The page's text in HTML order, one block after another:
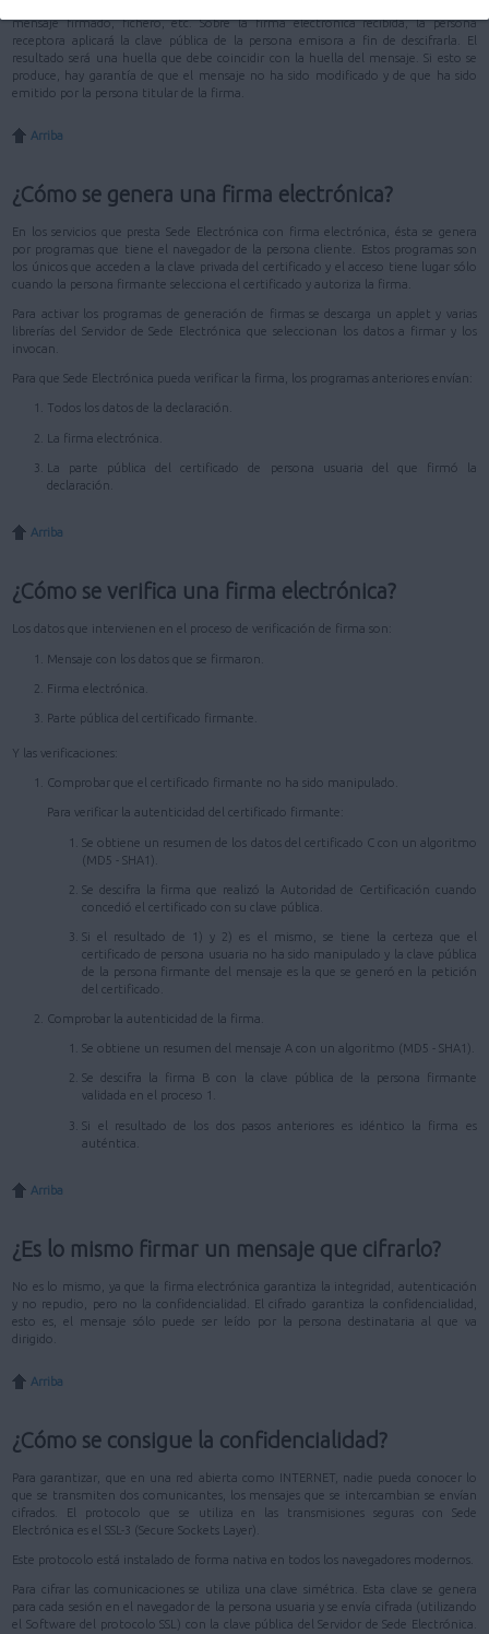
mensaje firmado, fichero, etc. Sobre la firma electrónica recibida, la persona
receptora aplicará la clave pública de la persona emisora a fin de descifrarla. El
resultado será una huella que debe coincidir con la huella del mensaje. Si esto se
produce, hay garantía de que el mensaje no ha sido modificado y de que ha sido
emitido por la persona titular de la firma.
Arriba
¿Cómo se genera una firma electrónica?
En los servicios que presta Sede Electrónica con firma electrónica, ésta se genera
por programas que tiene el navegador de la persona cliente. Estos programas son
los únicos que acceden a la clave privada del certificado y el acceso tiene lugar sólo
cuando la persona firmante selecciona el certificado y autoriza la firma.
Para activar los programas de generación de firmas se descarga un applet y varias
librerías del Servidor de Sede Electrónica que seleccionan los datos a firmar y los
invocan.
Para que Sede Electrónica pueda verificar la firma, los programas anteriores envían:
Todos los datos de la declaración.
La firma electrónica.
La parte pública del certificado de persona usuaria del que firmó la
declaración.
Arriba
¿Cómo se verifica una firma electrónica?
Los datos que intervienen en el proceso de verificación de firma son:
Mensaje con los datos que se firmaron.
Firma electrónica.
Parte pública del certificado firmante.
Y las verificaciones:
Comprobar que el certificado firmante no ha sido manipulado.
Para verificar la autenticidad del certificado firmante:
Se obtiene un resumen de los datos del certificado C con un algoritmo
(MD5 - SHA1).
Se descifra la firma que realizó la Autoridad de Certificación cuando
concedió el certificado con su clave pública.
Si el resultado de 1) y 2) es el mismo, se tiene la certeza que el
certificado de persona usuaria no ha sido manipulado y la clave pública
de la persona firmante del mensaje es la que se generó en la petición
del certificado.
Comprobar la autenticidad de la firma.
Se obtiene un resumen del mensaje A con un algoritmo (MD5 - SHA1).
Se descifra la firma B con la clave pública de la persona firmante
validada en el proceso 1.
Si el resultado de los dos pasos anteriores es idéntico la firma es
auténtica.
Arriba
¿Es lo mismo firmar un mensaje que cifrarlo?
No es lo mismo, ya que la firma electrónica garantiza la integridad, autenticación
y no repudio, pero no la confidencialidad. El cifrado garantiza la confidencialidad,
esto es, el mensaje sólo puede ser leído por la persona destinataria al que va
dirigido.
Arriba
¿Cómo se consigue la confidencialidad?
Para garantizar, que en una red abierta como INTERNET, nadie pueda conocer lo
que se transmiten dos comunicantes, los mensajes que se intercambian se envían
cifrados. El protocolo que se utiliza en las transmisiones seguras con Sede
Electrónica es el SSL-3 (Secure Sockets Layer).
Este protocolo está instalado de forma nativa en todos los navegadores modernos.
Para cifrar las comunicaciones se utiliza una clave simétrica. Esta clave se genera
para cada sesión en el navegador de la persona usuaria y se envía cifrada (utilizando
el Software del protocolo SSL) con la clave pública del Servidor de Sede Electrónica.